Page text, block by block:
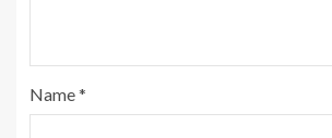
Name*